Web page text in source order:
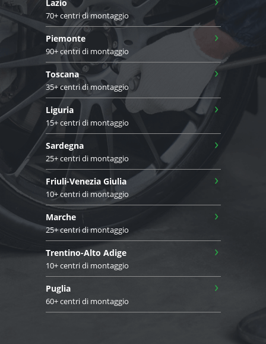
Lazio
70+ centri di montaggio
Piemonte
90+ centri di montaggio
›
Toscana
35+ centri di montaggio
›
Liguria
15+ centri di montaggio
›
Sardegna
25+ centri di montaggio
›
Friuli-Venezia Giulia
10+ centri di montaggio
›
Marche
25+ centri di montaggio
›
Trentino-Alto Adige
10+ centri di montaggio
›
Puglia
60+ centri di montaggio
›